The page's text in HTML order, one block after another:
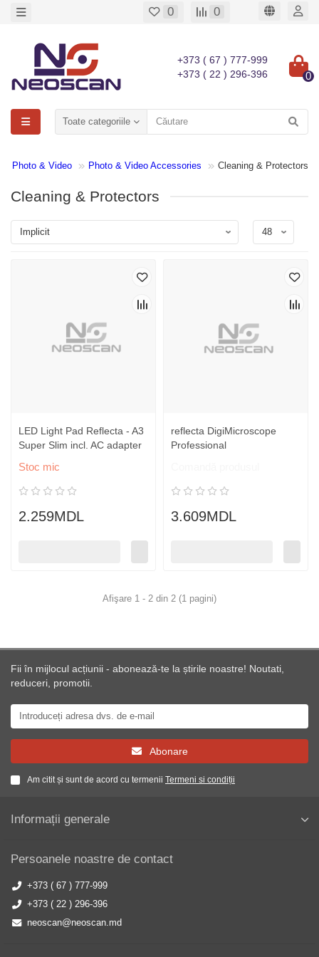
0 0
+373 ( 67 ) 777-999
+373 ( 22 ) 296-396
0
Toate categoriile
Photo & Video Photo & Video Accessories Cleaning & Protectors
Cleaning & Protectors
LED Light Pad Reflecta - A3
Super Slim incl. AC adapter
Stoc mic
2.259MDL
reflecta DigiMicroscope
Professional
3.609MDL
Afişare 1 - 2 din 2 (1 pagini)
Fii în mijlocul acțiunii - abonează-te la știrile noastre! Noutati,
reduceri, promotii.
Abonare
Am citit și sunt de acord cu termenii Termeni si condiții
Informații generale
Persoanele noastre de contact
+373 ( 67 ) 777-999
+373 ( 22 ) 296-396
neoscan@neoscan.md